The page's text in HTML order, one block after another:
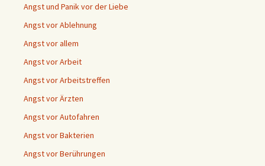
Angst und Panik vor der Liebe
Angst vor Ablehnung
Angst vor allem
Angst vor Arbeit
Angst vor Arbeitstreffen
Angst vor Ärzten
Angst vor Autofahren
Angst vor Bakterien
Angst vor Berührungen